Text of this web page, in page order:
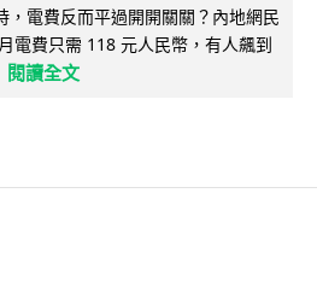
，電費反而平過開開關關？內地網民
電費只需 118 元人民幣，有人飆到
閱讀全文